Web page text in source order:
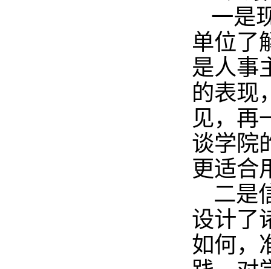
一是
单位了
是人事
的表现
见，再
谈学院
更适合
二是
设计了
如何，